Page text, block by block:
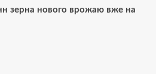
зерна нового врожаю вже на